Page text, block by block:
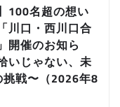
100名超の想い
川口・西川口合
開催のお知ら
いじゃない、未
戦〜（2026年8